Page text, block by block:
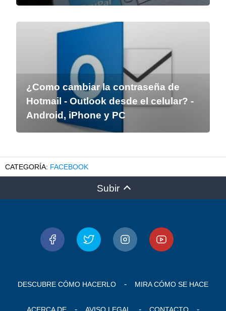
¿Como cambiar la contraseña de
Hotmail - Outlook desde el celular? -
Android, iPhone y PC
FACEBOOK
Subir
DESCUBRE CÓMO HACERLO MIRA CÓMO SE HACE
ACERCA DE AVISO LEGAL CONTACTO